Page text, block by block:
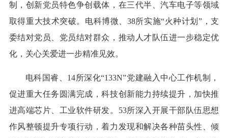
制，创新党员特色争创载体，在三代半、汽车电子等领域
取得重大技术突破。电科博微、38所实施“火种计划”，支
委结对党员、党员结对群众，推动人才队伍进一步稳定优
化，关心关爱进一步精准见效。
电科国睿、14所深化“133N”党建融入中心工作机制，
促进重大任务圆满完成，科技创新能力持续提升，加快推
进高端芯片、工业软件研发。53所深入开展干部队伍思想
作风整顿提升专项行动，着力发现和解决各种苗头性、倾